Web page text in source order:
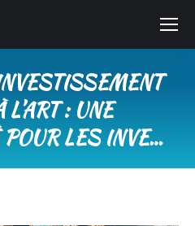
: UNE
LES INVE…